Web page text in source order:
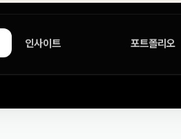
인사이트 포트폴리오